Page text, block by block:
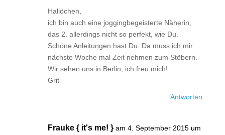
Hallöchen,
ich bin auch eine joggingbegeisterte Näherin,
das 2. allerdings nicht so perfekt, wie Du.
Schöne Anleitungen hast Du. Da muss ich mir
nächste Woche mal Zeit nehmen zum Stöbern.
Wir sehen uns in Berlin, ich freu mich!
Grit
Antworten
Frauke { it's me! } am 4. September 2015 um